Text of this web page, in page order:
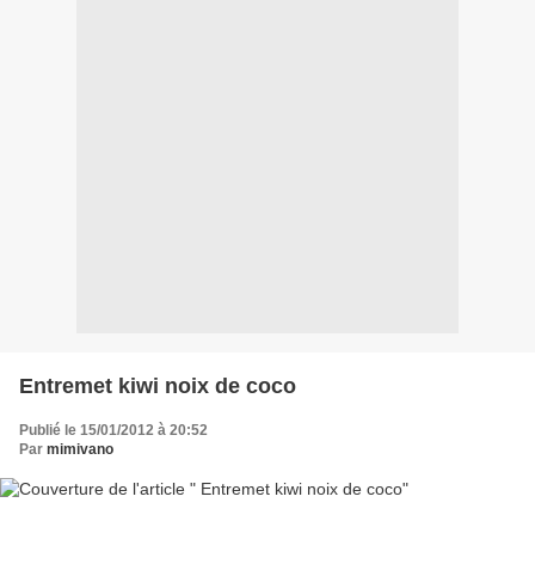
Entremet kiwi noix de coco
Publié le 15/01/2012 à 20:52
Par mimivano